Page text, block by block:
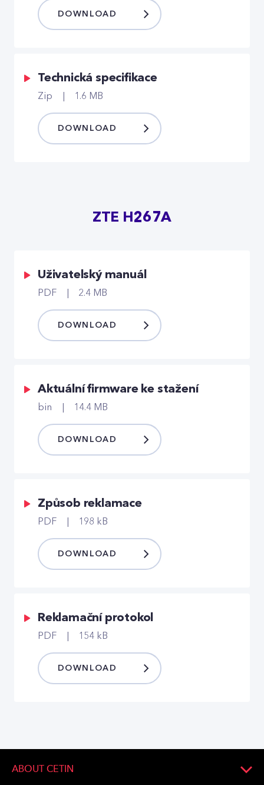
DOWNLOAD
Technická specifikace
Zip 1.6 MB
DOWNLOAD
ZTE H267A
Uživatelský manuál
PDF 2.4 MB
DOWNLOAD
Aktuální firmware ke stažení
bin 14.4 MB
DOWNLOAD
Způsob reklamace
PDF 198 kB
DOWNLOAD
Reklamační protokol
PDF 154 kB
DOWNLOAD
ABOUT CETIN